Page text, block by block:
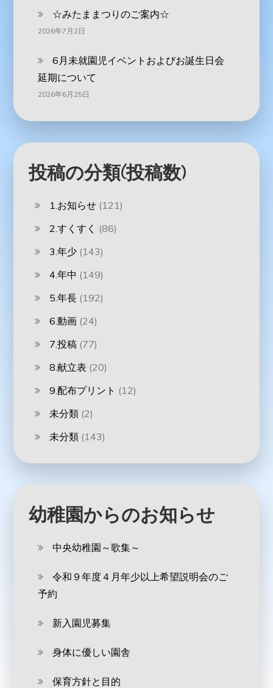
☆みたままつりのご案内☆
2026年7月2日
6月未就園児イベントおよびお誕生日会
延期について
2026年6月25日
投稿の分類(投稿数)
1.お知らせ (121)
2.すくすく (86)
3.年少 (143)
4.年中 (149)
5.年長 (192)
6.動画 (24)
7.投稿 (77)
8.献立表 (20)
9.配布プリント (12)
未分類 (2)
未分類 (143)
幼稚園からのお知らせ
中央幼稚園～歌集～
令和９年度４月年少以上希望説明会のご
予約
新入園児募集
身体に優しい園舎
保育方針と目的